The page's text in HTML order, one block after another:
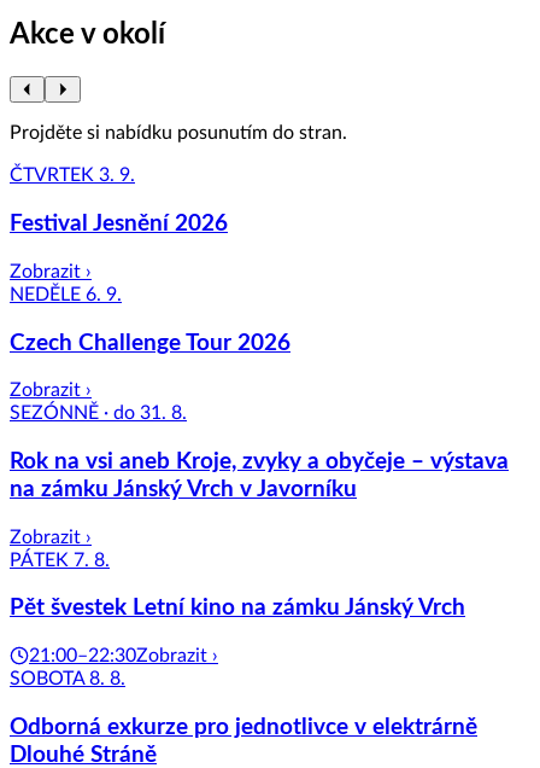
Akce v okolí
Projděte si nabídku posunutím do stran.
ČTVRTEK 3. 9.
Festival Jesnění 2026
Zobrazit ›
NEDĚLE 6. 9.
Czech Challenge Tour 2026
Zobrazit ›
SEZÓNNĚ · do 31. 8.
Rok na vsi aneb Kroje, zvyky a obyčeje – výstava
na zámku Jánský Vrch v Javorníku
Zobrazit ›
PÁTEK 7. 8.
Pět švestek Letní kino na zámku Jánský Vrch
21:00–22:30Zobrazit ›
SOBOTA 8. 8.
Odborná exkurze pro jednotlivce v elektrárně
Dlouhé Stráně